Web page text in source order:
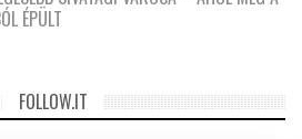
ÉPÜLT
FOLLOW.IT